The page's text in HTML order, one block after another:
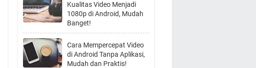
Kualitas Video Menjadi
1080p di Android, Mudah
Banget!
Cara Mempercepat Video
di Android Tanpa Aplikasi,
Mudah dan Praktis!